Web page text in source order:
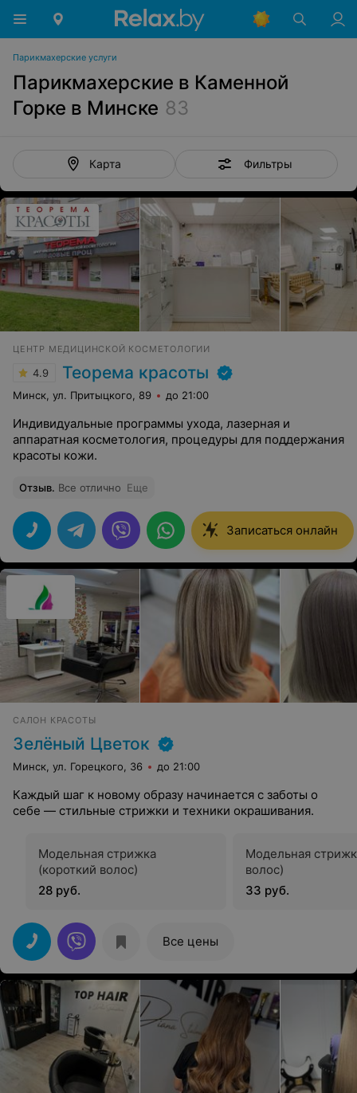
Парикмахерские услуги
Парикмахерские в Каменной
Горке в Минске 83
Карта Фильтры
ЦЕНТР МЕДИЦИНСКОЙ КОСМЕТОЛОГИИ
4.9 Теорема красоты
Минск, ул. Притыцкого, 89 до 21:00
Индивидуальные программы ухода, лазерная и
аппаратная косметология, процедуры для поддержания
красоты кожи.
Отзыв. Все отлично Еще
Записаться онлайн
САЛОН КРАСОТЫ
Зелёный Цветок
Минск, ул. Горецкого, 36 до 21:00
Каждый шаг к новому образу начинается с заботы о
себе — стильные стрижки и техники окрашивания.
Модельная стрижка
(короткий волос)
28 руб.
Модельная
волос)
33 руб.
Все цены